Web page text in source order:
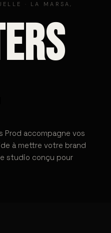
· LA MARSA,
Prod accompagne vos
à mettre votre brand
studio conçu pour